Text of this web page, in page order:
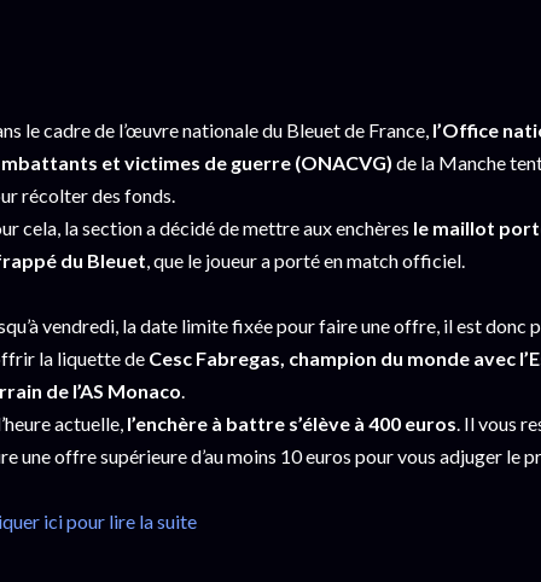
le cadre de l’œuvre nationale du Bleuet de France, l’Office
et victimes de guerre (ONACVG) de la Manche
récolter des fonds.
cela, la section a décidé de mettre aux enchères le maillot
du Bleuet , que le joueur a porté en match officiel.
vendredi, la date limite fixée pour faire une offre, il est donc
la liquette de Cesc Fabregas, champion du monde avec
de l’AS Monaco
actuelle, l’enchère à battre s’élève à 400 euros . Il vous
une offre supérieure d’au moins 10 euros pour vous adjuger le
ici pour lire la suite